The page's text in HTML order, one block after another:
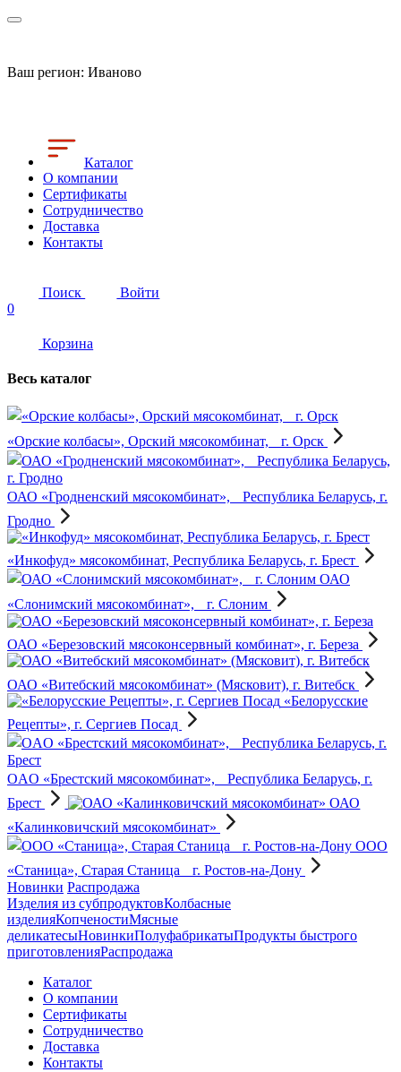
Ваш регион: Иваново
Каталог
О компании
Сертификаты
Сотрудничество
Доставка
Контакты
Поиск
Войти
0
Корзина
Весь каталог
«Орские колбасы», Орский мясокомбинат, г. Орск
ОАО «Гродненский мясокомбинат», Республика Беларусь, г.
Гродно
«Инкофуд» мясокомбинат, Республика Беларусь, г. Брест
ОАО
«Слонимский мясокомбинат», г. Слоним
ОАО «Березовский мясоконсервный комбинат», г. Береза
ОАО «Витебский мясокомбинат» (Мясковит), г. Витебск
«Белорусские
Рецепты», г. Сергиев Посад
OAO «Брестский мясокомбинат», Республика Беларусь, г.
Брест
ОАО
«Калинковичский мясокомбинат»
OOO
«Станица», Старая Станица г. Ростов-на-Дону
Новинки Распродажа
Изделия из субпродуктовКолбасные
изделияКопченостиМясные
деликатесыНовинкиПолуфабрикатыПродукты быстрого
приготовленияРаспродажа
Каталог
О компании
Сертификаты
Сотрудничество
Доставка
Контакты